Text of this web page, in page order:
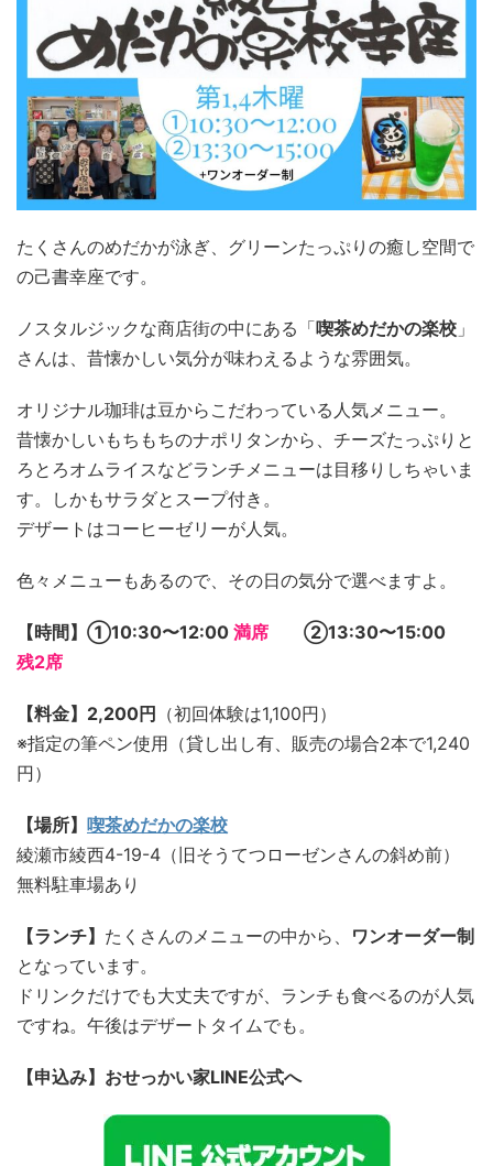
たくさんのめだかが泳ぎ、グリーンたっぷりの癒し空間で
の己書幸座です。
ノスタルジックな商店街の中にある「喫茶めだかの楽校 」
さんは、昔懐かしい気分が味わえるような雰囲気。
オリジナル珈琲は豆からこだわっている人気メニュー。
昔懐かしいもちもちのナポリタンから、チーズたっぷりと
ろとろオムライスなどランチメニューは目移りしちゃいま
す。しかもサラダとスープ付き。
デザートはコーヒーゼリーが人気。
色々メニューもあるので、その日の気分で選べますよ。
【時間】①10:30〜12:00 満席 ②13:30〜15:00
残2席
【料金】2,200円 （初回体験は1,100円）
※指定の筆ペン使用（貸し出し有、販売の場合2本で1,240
円）
【場所】 喫茶めだかの楽校
綾瀬市綾西4-19-4（旧そうてつローゼンさんの斜め前）
無料駐車場あり
【ランチ】 たくさんのメニューの中から、 ワンオーダー制
となっています。
ドリンクだけでも大丈夫ですが、ランチも食べるのが人気
ですね。午後はデザートタイムでも。
【申込み】おせっかい家LINE公式へ